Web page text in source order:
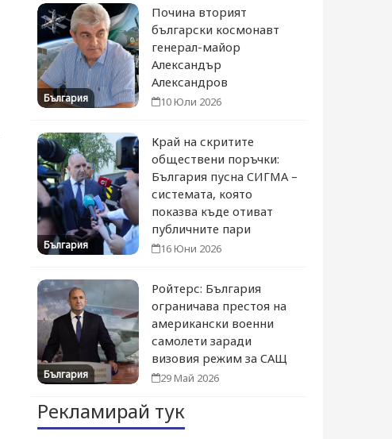
България
Почина вторият
български космонавт
генерал-майор
Александър
Александров
10 Юли 2026
България
Край на скритите
обществени поръчки:
България пусна СИГМА –
системата, която
показва къде отиват
публичните пари
16 Юни 2026
България
Ройтерс: България
ограничава престоя на
американски военни
самолети заради
визовия режим за САЩ
29 Май 2026
Рекламирай тук